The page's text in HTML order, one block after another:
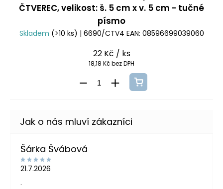
ČTVEREC, velikost: š. 5 cm x v. 5 cm - tučné
písmo
Skladem (>10 ks) | 6690/CTV4 EAN: 08596699039060
22 Kč / ks
18,18 Kč bez DPH
Šárka Švábová
21.7.2026
.